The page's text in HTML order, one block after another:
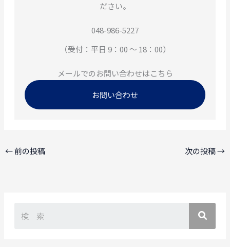
ださい。
048-986-5227
（受付：平日 9：00 ～ 18：00）
メールでのお問い合わせはこちら
お問い合わせ
←前の投稿 次の投稿→